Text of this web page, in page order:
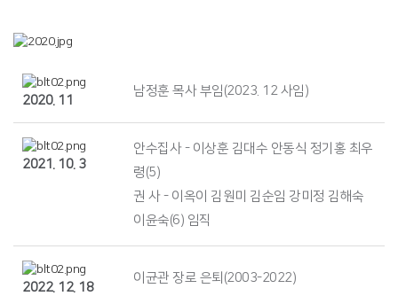
2020. 11
남정훈 목사 부임(2023. 12 사임)
2021. 10. 3
안수집사 - 이상훈 김대수 안동식 정기홍 최우
령(5)
권 사 - 이옥이 김원미 김순임 강미정 김해숙
이윤숙(6) 임직
2022. 12. 18
이균관 장로 은퇴(2003-2022)